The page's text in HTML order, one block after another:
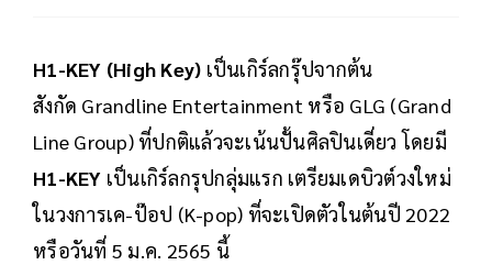
H1-KEY (High Key) เป็นเกิร์ลกรุ๊ปจากต้น
สังกัด Grandline Entertainment หรือ GLG (Grand
Line Group) ที่ปกติแล้วจะเน้นปั้นศิลปินเดี่ยว โดยมี
H1-KEY เป็นเกิร์ลกรุปกลุ่มแรก เตรียมเดบิวต์วงใหม่
ในวงการเค-ป๊อป (K-pop) ที่จะเปิดตัวในต้นปี 2022
หรือวันที่ 5 ม.ค. 2565 นี้